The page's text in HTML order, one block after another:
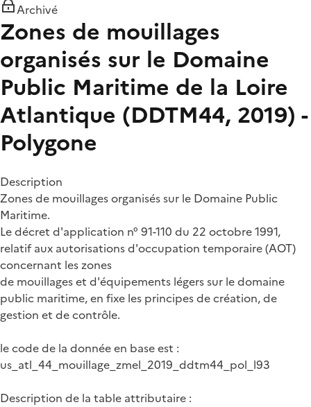
Archivé
Zones de mouillages
organisés sur le Domaine
Public Maritime de la Loire
Atlantique (DDTM44, 2019) -
Polygone
Description
Zones de mouillages organisés sur le Domaine Public
Maritime.
Le décret d'application n° 91-110 du 22 octobre 1991,
relatif aux autorisations d'occupation temporaire (AOT)
concernant les zones
de mouillages et d'équipements légers sur le domaine
public maritime, en fixe les principes de création, de
gestion et de contrôle.
le code de la donnée en base est :
us_atl_44_mouillage_zmel_2019_ddtm44_pol_l93
Description de la table attributaire :